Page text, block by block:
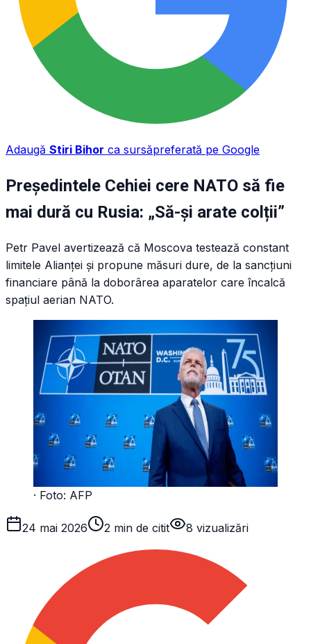
Adaugă Stiri Bihor ca sursăpreferată pe Google
Președintele Cehiei cere NATO să fie
mai dură cu Rusia: „Să-și arate colții”
Petr Pavel avertizează că Moscova testează constant
limitele Alianței și propune măsuri dure, de la sancțiuni
financiare până la doborârea aparatelor care încalcă
spațiul aerian NATO.
· Foto: AFP
24 mai 2026 2 min de citit 8 vizualizări